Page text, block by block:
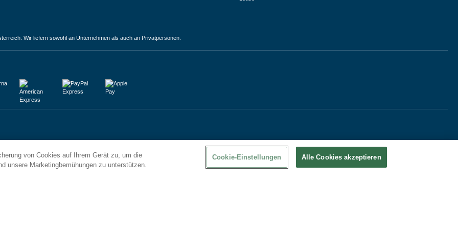
Wir liefern sowohl an Unternehmen als auch an Privatpersonen.
von Cookies auf Ihrem Gerät zu, um die
unsere Marketingbemühungen zu unterstützen.
Cookie-Einstellungen Alle Cookies akzeptieren